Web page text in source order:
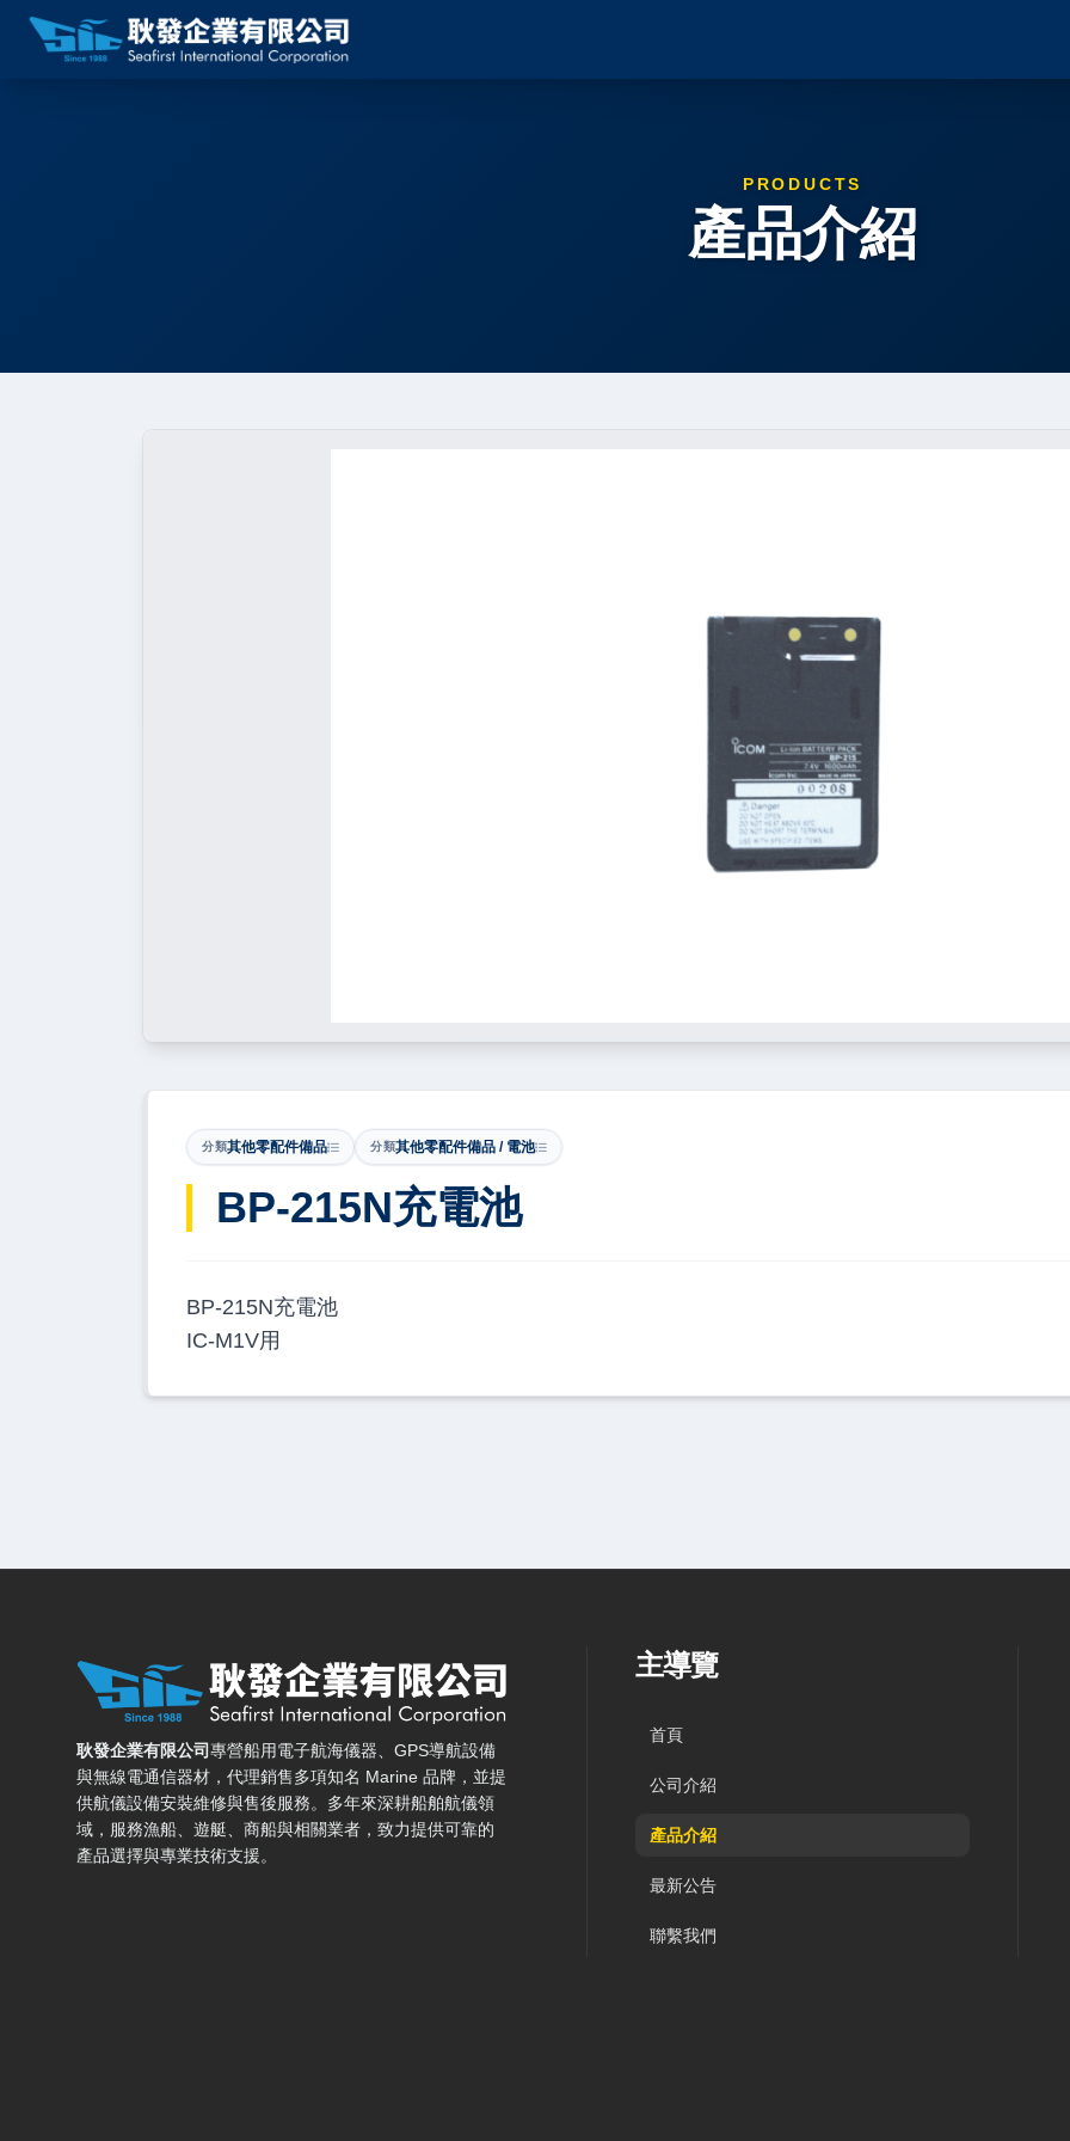
PRODUCTS
產品介紹
分類其他零配件備品 分類其他零配件備品 / 電池
BP-215N充電池
BP-215N充電池
IC-M1V用
耿發企業有限公司 — 網站概要、主導覽與聯絡方式
耿發企業有限公司專營船用電子航海儀器、GPS導航設備
與無線電通信器材，代理銷售多項知名 Marine 品牌，並提
供航儀設備安裝維修與售後服務。多年來深耕船舶航儀領
域，服務漁船、遊艇、商船與相關業者，致力提供可靠的
產品選擇與專業技術支援。
主導覽
首頁
公司介紹
產品介紹
最新公告
聯繫我們